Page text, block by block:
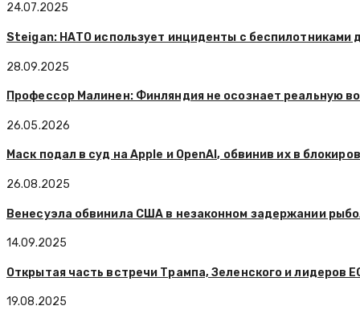
24.07.2025
Steigan: НАТО использует инциденты с беспилотниками
28.09.2025
Профессор Малинен: Финляндия не осознает реальную
26.05.2026
Маск подал в суд на Apple и OpenAI, обвинив их в
26.08.2025
Венесуэла обвинила США в незаконном задержании
14.09.2025
Открытая часть встречи Трампа, Зеленского и лидеров
19.08.2025